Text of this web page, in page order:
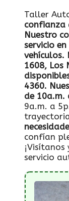
Taller
confianza
Nuestro
servicio en
vehículos.
1608, Los
4360.
de 10a.m.
9a.m. a
confían
servicio